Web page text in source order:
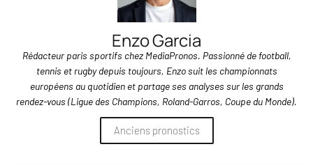
Enzo Garcia
Rédacteur paris sportifs chez MediaPronos. Passionné de football,
tennis et rugby depuis toujours, Enzo suit les championnats
européens au quotidien et partage ses analyses sur les grands
rendez-vous (Ligue des Champions, Roland-Garros, Coupe du Monde).
Anciens pronostics